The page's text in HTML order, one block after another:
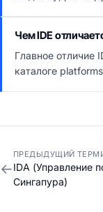
Чем IDE
Главное отличие
каталоге
←
ПРЕДЫДУЩИЙ
IDA (Управление
Сингапура)